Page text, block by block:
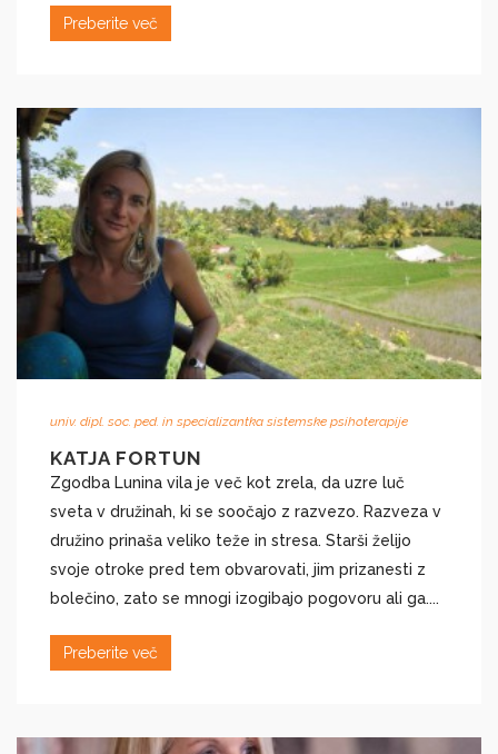
Preberite več
univ. dipl. soc. ped. in specializantka sistemske psihoterapije
KATJA FORTUN
Zgodba Lunina vila je več kot zrela, da uzre luč
sveta v družinah, ki se soočajo z razvezo. Razveza v
družino prinaša veliko teže in stresa. Starši želijo
svoje otroke pred tem obvarovati, jim prizanesti z
bolečino, zato se mnogi izogibajo pogovoru ali ga....
Preberite več